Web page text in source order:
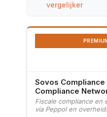
vergelijker
Sovos
Compliance
Fiscale compliance en
via Peppol en